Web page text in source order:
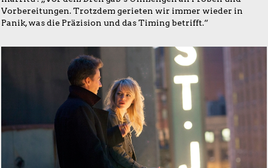
Vorbereitungen. Trotzdem gerieten wir immer wieder in
Panik, was die Präzision und das Timing betrifft.“